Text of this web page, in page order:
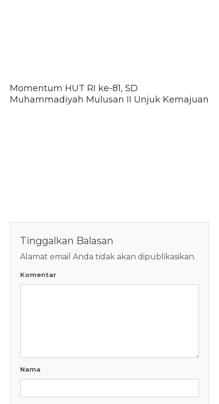
Momentum HUT RI ke-81, SD
Muhammadiyah Mulusan II Unjuk Kemajuan
Tinggalkan Balasan
Alamat email Anda tidak akan dipublikasikan.
Komentar
Nama